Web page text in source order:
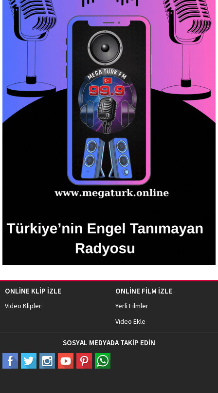
ONLİNE KLİP İZLE
Video Klipler
ONLİNE FİLM İZLE
Yerli Filmler
Video Ekle
SOSYAL MEDYADA TAKİP EDİN